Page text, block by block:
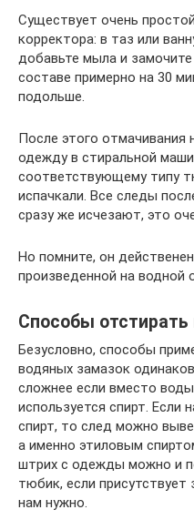
Существует очень
корректора: в таз или
добавьте мыла и
составе примерно на 30
подольше.
После этого отмачивания
одежду в стиральной
соответствующему типу
испачкали. Все следы
сразу же исчезают, это
Но помните, он
произведенной на водной
Способы отстирать
Безусловно, способы
водяных замазок
сложнее если вместо
используется спирт. Если
спирт, то след можно
а именно этиловым
штрих с одежды можно и
тюбик, если присутствует
нам нужно.